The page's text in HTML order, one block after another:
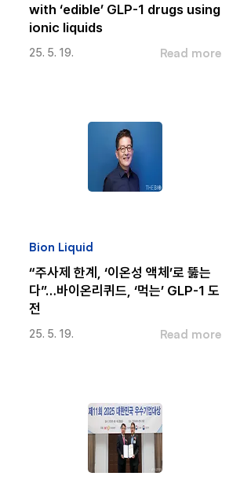
25. 5. 19.
with ‘edible’ GLP-1 drugs using
ionic liquids
Read more
25. 5. 19.
Bion Liquid
“주사제 한계, ‘이온성 액체’로 뚫는
다”…바이온리퀴드, ‘먹는’ GLP-1 도
전
Read more